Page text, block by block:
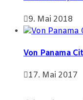
9. Mai 2018
Von Panama
17. Mai 2017